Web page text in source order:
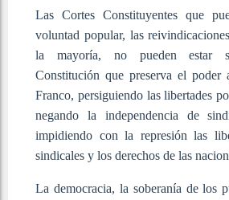
Las Cortes Constituyentes que
voluntad popular, las
la mayoría, no pueden estar
Constitución que preserva el poder
Franco, persiguiendo las libertades
negando la independencia de
impidiendo con la represión las
sindicales y los derechos de las
La democracia, la soberanía de los